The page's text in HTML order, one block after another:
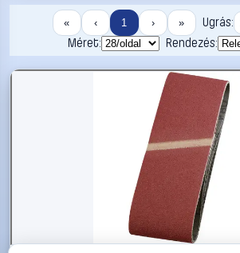
« ‹ 1 › »
Ugrás:
Méret:
Rendezés: